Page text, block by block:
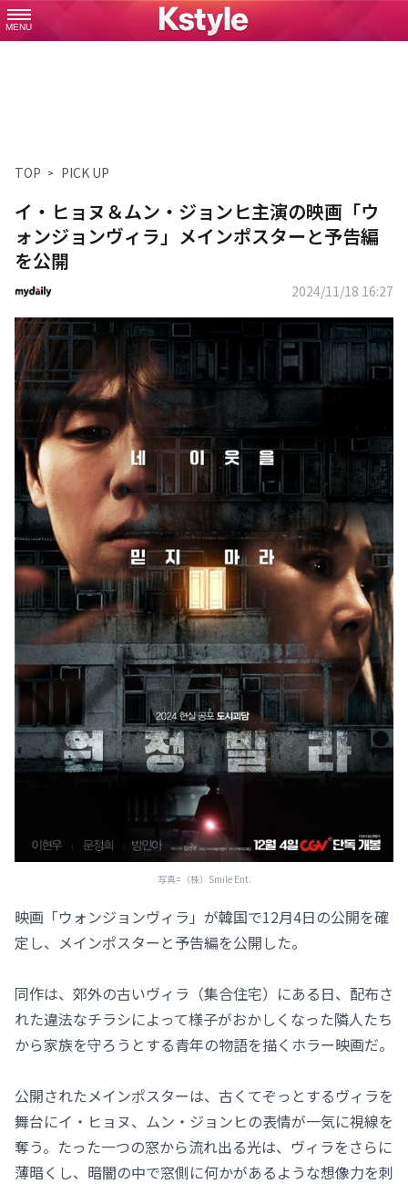
MENU
TOP PICK UP
イ・ヒョヌ＆ムン・ジョンヒ主演の映画「ウ
ォンジョンヴィラ」メインポスターと予告編
を公開
2024/11/18 16:27
写真=（株）Smile Ent.
映画「ウォンジョンヴィラ」が韓国で12月4日の公開を確
定し、メインポスターと予告編を公開した。
同作は、郊外の古いヴィラ（集合住宅）にある日、配布さ
れた違法なチラシによって様子がおかしくなった隣人たち
から家族を守ろうとする青年の物語を描くホラー映画だ。
公開されたメインポスターは、古くてぞっとするヴィラを
舞台にイ・ヒョヌ、ムン・ジョンヒの表情が一気に視線を
奪う。たった一つの窓から流れ出る光は、ヴィラをさらに
薄暗くし、暗闇の中で窓側に何かがあるような想像力を刺